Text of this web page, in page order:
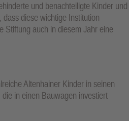
und benachteiligte Kinder und
diese wichtige Institution
Stiftung auch in diesem Jahr eine
Altenhainer Kinder in seinen
in einen Bauwagen investiert